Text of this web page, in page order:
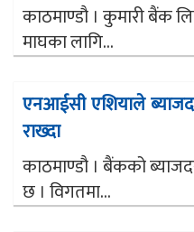
काठमाण्डौ । कुमारी बैंक
माघका लागि...
एनआईसी एशियाले
राख्दा
काठमाण्डौ । बैंकको
छ । विगतमा...